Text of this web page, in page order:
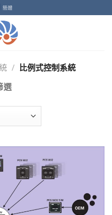
簡體
/ 比例式控制系統
選